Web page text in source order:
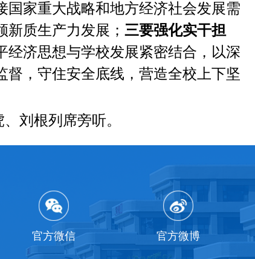
家重大战略和地方经济社会发展需
质生产力发展； 三要强化实干担
经济思想与学校发展紧密结合，以深
督，守住安全底线，营造全校上下坚
刘根列席旁听。
官方微信 官方微博